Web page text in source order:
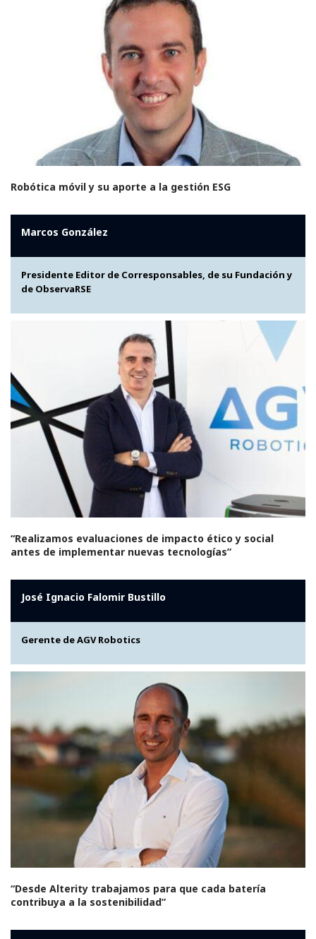
Robótica móvil y su aporte a la gestión ESG
Marcos González
Presidente Editor de Corresponsables, de su Fundación y
de ObservaRSE
“Realizamos evaluaciones de impacto ético y social
antes de implementar nuevas tecnologías”
José Ignacio Falomir Bustillo
Gerente de AGV Robotics
“Desde Alterity trabajamos para que cada batería
contribuya a la sostenibilidad”